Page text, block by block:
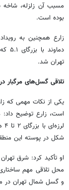
مسبب آن زلزله،
بوده است.
تهران شد.
تلاقی گسل‌های مرگبار
یکی از نکات مهمی که
است، زارع توضیح
شکل در پوسته این
او تأکید کرد: شرق
و گسل شمال تهران در